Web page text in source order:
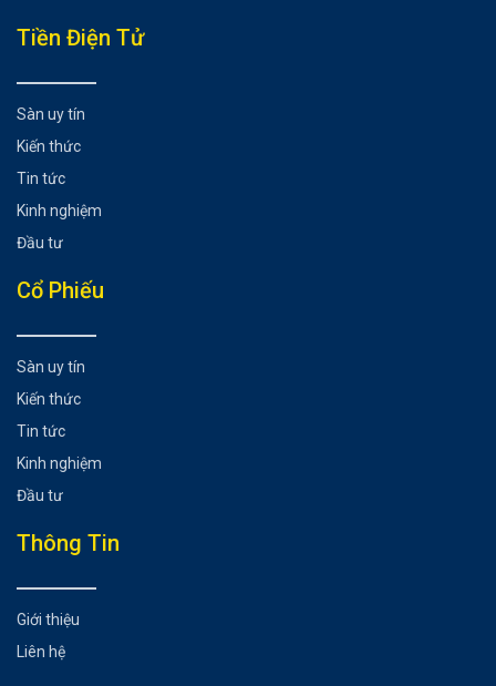
Tiền Điện Tử
Sàn uy tín
Kiến thức
Tin tức
Kinh nghiệm
Đầu tư
Cổ Phiếu
Sàn uy tín
Kiến thức
Tin tức
Kinh nghiệm
Đầu tư
Thông Tin
Giới thiệu
Liên hệ